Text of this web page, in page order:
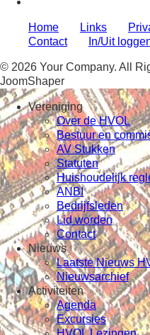
Home Links
Contact
In/Uit
© 2026 Your Company. All
JoomShaper
Vereniging
Over de HVOL
Bestuur en
AV Stukken
Statuten
Huishoudelijk
ANBI
Bedrijfsleden
Lid worden
Contact
Nieuws
Laatste Nieuws
Nieuwsarchief
Activiteiten
Agenda
Excursies